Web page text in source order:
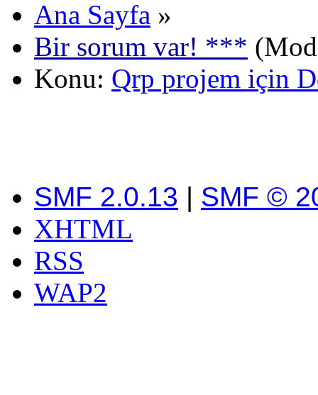
Ana Sayfa »
Bir sorum var! ***
Konu: Qrp projem için
SMF 2.0.13 | SMF ©
XHTML
RSS
WAP2